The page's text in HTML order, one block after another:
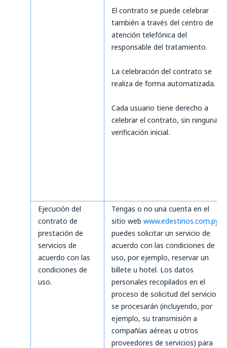
El contrato se puede celebrar
también a través del centro de
atención telefónica del
responsable del tratamiento.
La celebración del contrato se
realiza de forma automatizada.
Cada usuario tiene derecho a
celebrar el contrato, sin ninguna
verificación inicial.
Ejecución del
contrato de
prestación de
servicios de
acuerdo con las
condiciones de
uso.
Tengas o no una cuenta en el
sitio web www.edestinos.com.py
puedes solicitar un servicio de
acuerdo con las condiciones de
uso, por ejemplo, reservar un
billete u hotel. Los datos
personales recopilados en el
proceso de solicitud del servicio
se procesarán (incluyendo, por
ejemplo, su transmisión a
compañías aéreas u otros
proveedores de servicios) para